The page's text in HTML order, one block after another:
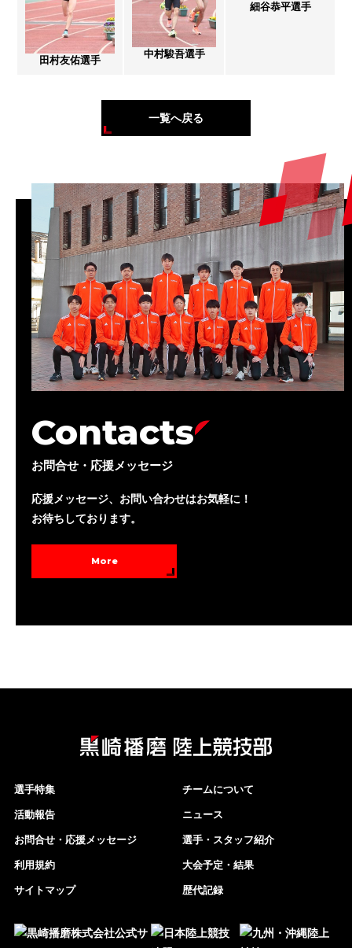
田村友佑選手 中村駿吾選手
細谷恭平選手
一覧へ戻る
Contacts
お問合せ・応援メッセージ
応援メッセージ、お問い合わせはお気軽に！
お待ちしております。
More
チームについて
ニュース
選手・スタッフ紹介
大会予定・結果
歴代記録
選手特集
活動報告
お問合せ・応援メッセージ
利用規約
サイトマップ